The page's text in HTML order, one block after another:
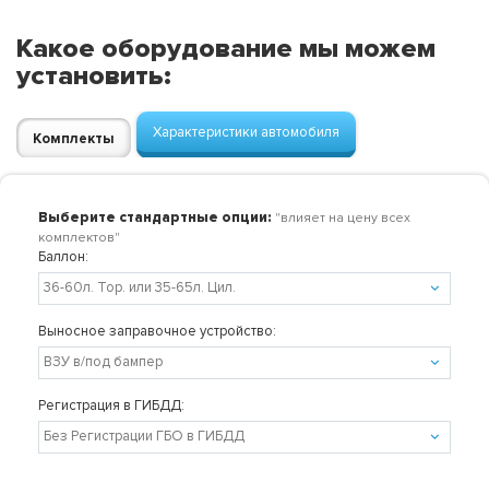
Какое оборудование мы можем
установить:
Комплекты Характеристики автомобиля
Выберите стандартные опции: "влияет на цену всех
комплектов"
Баллон:
Выносное заправочное устройство:
Регистрация в ГИБДД: